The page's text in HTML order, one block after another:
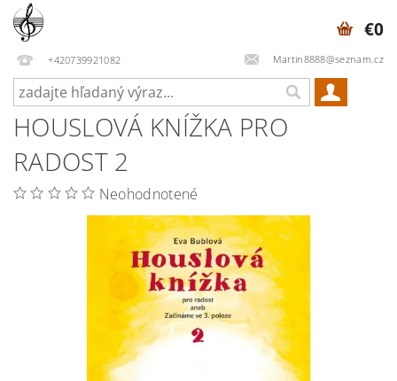
+420739921082 Martin8888@seznam.cz
€0
HOUSLOVÁ KNÍŽKA PRO
RADOST 2
Neohodnotené